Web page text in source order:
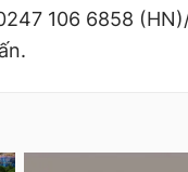
106 6858